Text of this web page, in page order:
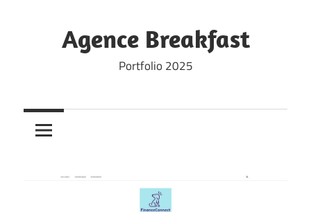
Agence Breakfast
Portfolio 2025